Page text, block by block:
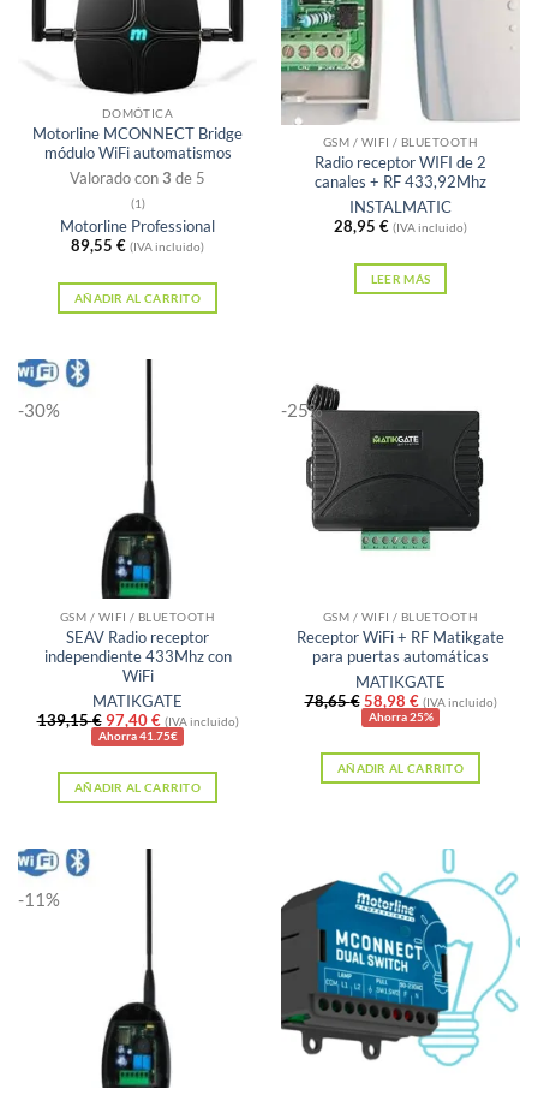
DOMÓTICA
Motorline MCONNECT Bridge
módulo WiFi automatismos
Valorado con3 de 5
(1)
Motorline Professional
89,55 € (IVA incluido)
AÑADIR AL CARRITO
Sin existencias
GSM / WIFI / BLUETOOTH
Radio receptor WIFI de 2
canales + RF 433,92Mhz
INSTALMATIC
28,95 € (IVA incluido)
LEER MÁS
-30%
GSM / WIFI / BLUETOOTH
SEAV Radio receptor
independiente 433Mhz con
WiFi
MATIKGATE
139,15€ El
precio
era:
139,15 €.
97,40€El
precio
es:
97,40 €.
(IVA incluido)
Ahorra 41.75€
AÑADIR AL CARRITO
-25%
GSM / WIFI / BLUETOOTH
Receptor WiFi + RF Matikgate
para puertas automáticas
MATIKGATE
78,65€ El
precio
era:
78,65 €.
58,98 €El
precio
es:
58,98 €.
(IVA incluido)
Ahorra 25%
AÑADIR AL CARRITO
-11%